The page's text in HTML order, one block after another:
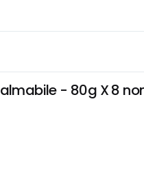
- 80g X 8